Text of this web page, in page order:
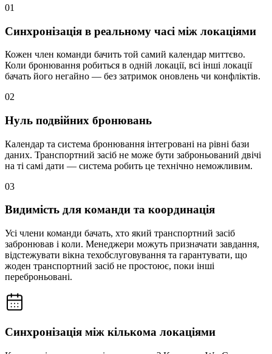
01
Синхронізація в реальному часі між локаціями
Кожен член команди бачить той самий календар миттєво.
Коли бронювання робиться в одній локації, всі інші локації
бачать його негайно — без затримок оновлень чи конфліктів.
02
Нуль подвійних бронювань
Календар та система бронювання інтегровані на рівні бази
даних. Транспортний засіб не може бути заброньований двічі
на ті самі дати — система робить це технічно неможливим.
03
Видимість для команди та координація
Усі члени команди бачать, хто який транспортний засіб
забронював і коли. Менеджери можуть призначати завдання,
відстежувати вікна техобслуговування та гарантувати, що
жоден транспортний засіб не простоює, поки інші
переброньовані.
Синхронізація між кількома локаціями